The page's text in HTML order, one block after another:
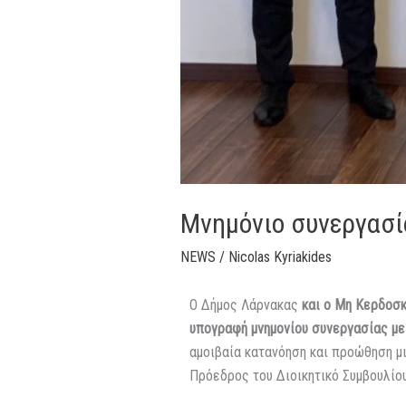
Μνημόνιο
NEWS / Nicolas Kyriakides
Ο Δήμος Λάρνακας και ο Μη
υπογραφή μνημονίου συνεργασίας
αμοιβαία κατανόηση και προώθηση
Πρόεδρος του Διοικητικό